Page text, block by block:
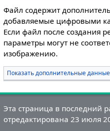
Файл содержит
добавляемые цифровыми
Если файл после создания
параметры могут не
изображению.
Показать дополнительные данные
Эта страница в последний
отредактирована 23 июля